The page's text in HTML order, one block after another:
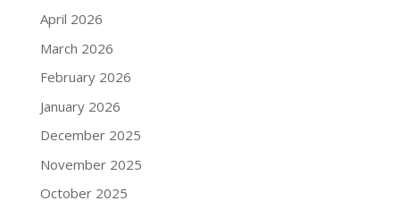
April 2026
March 2026
February 2026
January 2026
December 2025
November 2025
October 2025